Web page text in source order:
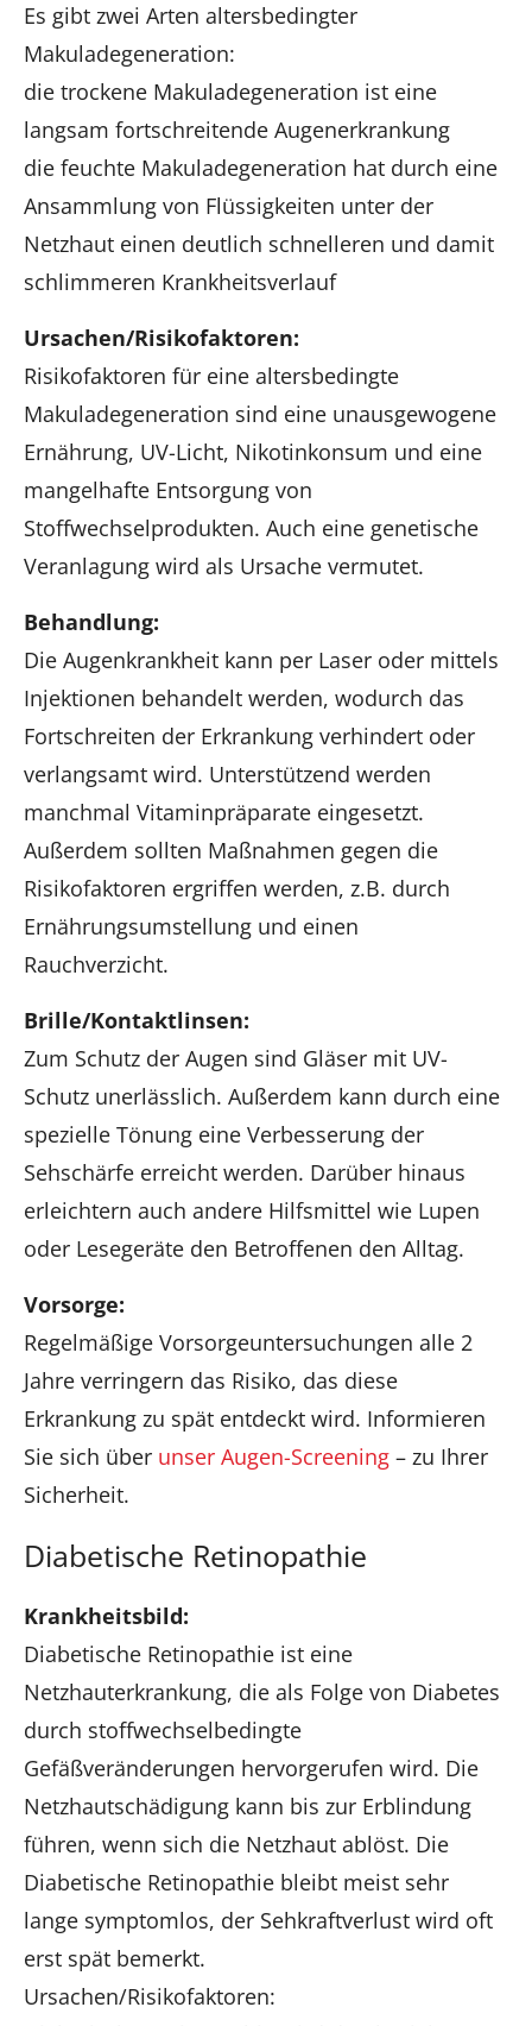
Es gibt zwei Arten altersbedingter
Makuladegeneration:
die trockene Makuladegeneration ist eine
langsam fortschreitende Augenerkrankung
die feuchte Makuladegeneration hat durch eine
Ansammlung von Flüssigkeiten unter der
Netzhaut einen deutlich schnelleren und damit
schlimmeren Krankheitsverlauf
Ursachen/Risikofaktoren:
Risikofaktoren für eine altersbedingte
Makuladegeneration sind eine unausgewogene
Ernährung, UV-Licht, Nikotinkonsum und eine
mangelhafte Entsorgung von
Stoffwechselprodukten. Auch eine genetische
Veranlagung wird als Ursache vermutet.
Behandlung:
Die Augenkrankheit kann per Laser oder mittels
Injektionen behandelt werden, wodurch das
Fortschreiten der Erkrankung verhindert oder
verlangsamt wird. Unterstützend werden
manchmal Vitaminpräparate eingesetzt.
Außerdem sollten Maßnahmen gegen die
Risikofaktoren ergriffen werden, z.B. durch
Ernährungsumstellung und einen
Rauchverzicht.
Brille/Kontaktlinsen:
Zum Schutz der Augen sind Gläser mit UV-
Schutz unerlässlich. Außerdem kann durch eine
spezielle Tönung eine Verbesserung der
Sehschärfe erreicht werden. Darüber hinaus
erleichtern auch andere Hilfsmittel wie Lupen
oder Lesegeräte den Betroffenen den Alltag.
Vorsorge:
Regelmäßige Vorsorgeuntersuchungen alle 2
Jahre verringern das Risiko, das diese
Erkrankung zu spät entdeckt wird. Informieren
Sie sich über unser Augen-Screening – zu Ihrer
Sicherheit.
Diabetische Retinopathie
Krankheitsbild:
Diabetische Retinopathie ist eine
Netzhauterkrankung, die als Folge von Diabetes
durch stoffwechselbedingte
Gefäßveränderungen hervorgerufen wird. Die
Netzhautschädigung kann bis zur Erblindung
führen, wenn sich die Netzhaut ablöst. Die
Diabetische Retinopathie bleibt meist sehr
lange symptomlos, der Sehkraftverlust wird oft
erst spät bemerkt.
Ursachen/Risikofaktoren: